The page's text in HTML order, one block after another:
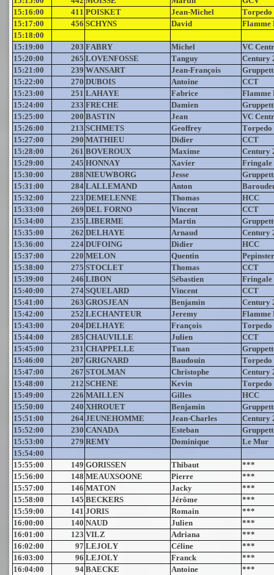
15:16:00
411 POISKET Jean-Michel
Torpedo
15:17:00
456 SCHYNS David
Flamme
15:18:00
15:19:00
203 FABRY Michel
VC
15:20:00
265 LOVENFOSSE Tanguy
Century
15:21:00
239 WANSART Jean-François
15:22:00
270 DUBOIS Antoine
CCT
15:23:00
251 LAHAYE Fabrice
Flamme
15:24:00
233 FRECHE Damien
15:25:00
200 BASTIN Jean
VC
15:26:00
213 SCHMETS Geoffrey
Torpedo
15:27:00
290 MATHIEU Didier
CCT
15:28:00
261 BOVEROUX Maxime
Century
15:29:00
245 HONNAY Xavier
Fringale
15:30:00
288 NIEUWBORG Jesse
15:31:00
284 LALLEMAND Anton
15:32:00
223 DEMELENNE Thomas
HCC
15:33:00
269 DEL FORNO Vincent
CCT
15:34:00
235 LIBERME Martin
15:35:00
262 DELHAYE Arnaud
Century
15:36:00
224 DUFOING Didier
HCC
15:37:00
220 MELON Quentin
15:38:00
275 STOCLET Thomas
CCT
15:39:00
246 LIBON Sébastien
Fringale
15:40:00
274 SQUELARD Vincent
CCT
15:41:00
263 GROSJEAN Benjamin
Century
15:42:00
252 LECHANTEUR Jeremy
Flamme
15:43:00
204 DELHAYE François
Torpedo
15:44:00
285 CHAUVILLE Julien
CCT
15:45:00
231 CHAPPELLE Tuan
15:46:00
207 GRIGNARD Baudouin
Torpedo
15:47:00
267 STOLMAN Christophe
Century
15:48:00
212 SCHENE Kevin
Torpedo
15:49:00
226 MAILLEN Gilles
HCC
15:50:00
240 XHROUET Benjamin
15:51:00
264 JEUNEHOMME Jean-Charles
Century
15:52:00
230 CANADA Esteban
15:53:00
279 REMY Dominique
Le Mur
15:54:00
15:55:00
149 GORISSEN Thibaut
***
15:56:00
148 MEAUXSOONE Pierre
***
15:57:00
146 MATON Jacky
***
15:58:00
145 BECKERS Jérôme
***
15:59:00
141 JORIS Romain
***
16:00:00
140 NAUD Julien
***
16:01:00
123 VILZ Adriana
***
16:02:00
97 LEJOLY Céline
***
16:03:00
96 LEJOLY Franck
***
16:04:00
94 BAECKE Antoine
***